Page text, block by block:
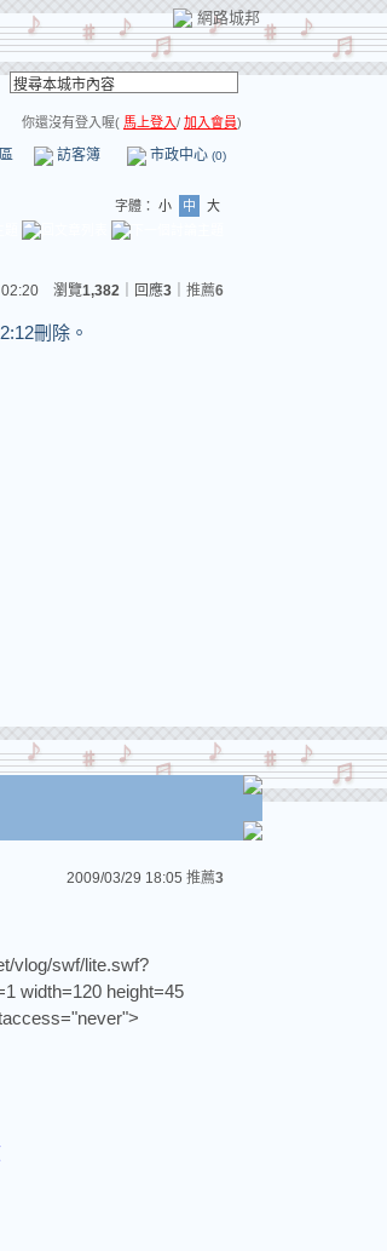
網路城邦
你還沒有登入喔( 馬上登入/ 加入會員)
訪客簿 市政中心 (0)
字體： 小 中
大
02:20 瀏覽1,382 ｜回應3 推薦6
刪除。
2009/03/29 18:05 推薦3
vlog/swf/lite.swf?
width=120 height=45